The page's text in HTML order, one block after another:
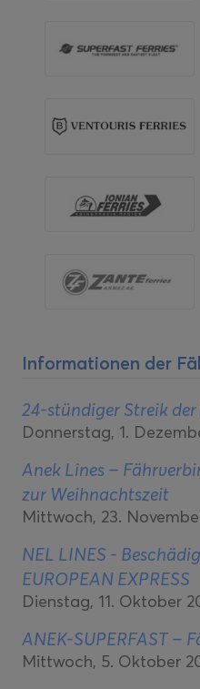
Informationen der
Donnerstag, 1.
24-stündiger Streik der
Mittwoch, 23.
Anek Lines –
zur Weihnachtszeit
Dienstag, 11. Oktober
NEL LINES -
EUROPEAN EXPRESS
Mittwoch, 5. Oktober
ANEK-SUPERFAST –